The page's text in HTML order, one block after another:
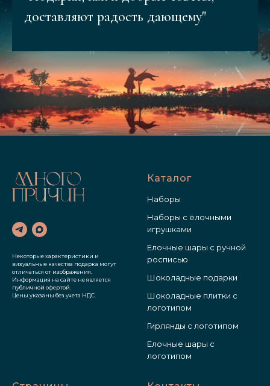
доставляют радость дающему"
Некоторые характеристики и
визуальные качества подарка могут
отличаться от изображения.
Информация на сайте не является
публичной офертой.
Цены указаны без учета НДС.
Каталог
Наборы
Наборы с ёлочными
игрушками
Елочные шары с ручной
росписью
Шоколадные подарки
Шоколадные плитки с
логотипом
Гирлянды с логотипом
Елочные шары с
логотипом